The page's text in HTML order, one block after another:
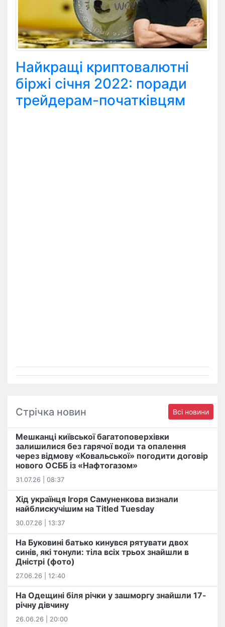
Найкращі криптовалютні
біржі січня 2022: поради
трейдерам-початківцям
Стрічка новин Всі новини
Мешканці київської багатоповерхівки
залишилися без гарячої води та опалення
через відмову «Ковальської» погодити договір
нового ОСББ із «Нафтогазом»
31.07.26 | 08:37
Хід українця Ігоря Самуненкова визнали
найблискучішим на Titled Tuesday
30.07.26 | 13:37
На Буковині батько кинувся рятувати двох
синів, які тонули: тіла всіх трьох знайшли в
Дністрі (фото)
27.06.26 | 12:40
На Одещині біля річки у зашморгу знайшли 17-
річну дівчину
26.06.26 | 20:00